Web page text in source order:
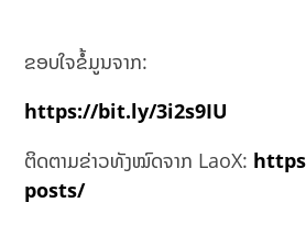
ຂອບໃຈຂໍ້ມູນຈາກ:
https://bit.ly/3i2s9IU
ຕິດຕາມຂ່າວທັງໝົດຈາກ LaoX:
posts/